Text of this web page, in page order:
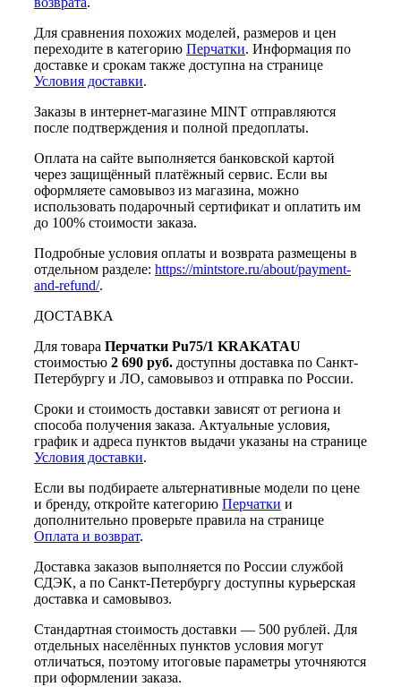
Для сравнения похожих моделей, размеров и цен
переходите в категорию Перчатки. Информация по
доставке и срокам также доступна на странице
Условия доставки.
Заказы в интернет-магазине MINT отправляются
после подтверждения и полной предоплаты.
Оплата на сайте выполняется банковской картой
через защищённый платёжный сервис. Если вы
оформляете самовывоз из магазина, можно
использовать подарочный сертификат и оплатить им
до 100% стоимости заказа.
Подробные условия оплаты и возврата размещены в
отдельном разделе: https://mintstore.ru/about/payment-
and-refund/.
ДОСТАВКА
Для товара Перчатки Pu75/1 KRAKATAU
стоимостью 2 690 руб. доступны доставка по Санкт-
Петербургу и ЛО, самовывоз и отправка по России.
Сроки и стоимость доставки зависят от региона и
способа получения заказа. Актуальные условия,
график и адреса пунктов выдачи указаны на странице
Условия доставки.
Если вы подбираете альтернативные модели по цене
и бренду, откройте категорию Перчатки и
дополнительно проверьте правила на странице
Оплата и возврат.
Доставка заказов выполняется по России службой
СДЭК, а по Санкт-Петербургу доступны курьерская
доставка и самовывоз.
Стандартная стоимость доставки — 500 рублей. Для
отдельных населённых пунктов условия могут
отличаться, поэтому итоговые параметры уточняются
при оформлении заказа.